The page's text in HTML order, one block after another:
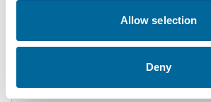
Allow selection
Deny
53.2
3